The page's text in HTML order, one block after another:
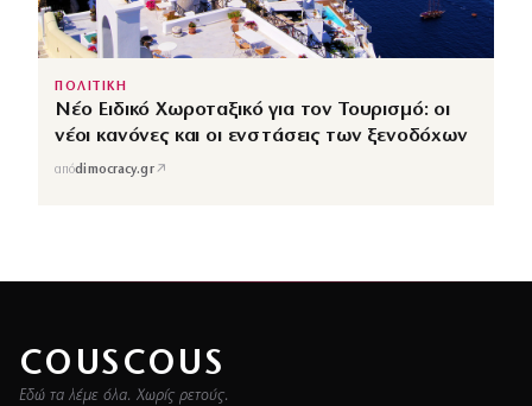
ΠΟΛΙΤΙΚΗ
Νέο Ειδικό Χωροταξικό για τον Τουρισμό: οι
νέοι κανόνες και οι ενστάσεις των ξενοδόχων
απόdimocracy.gr↗
COUSCOUS
Εδώ τα λέμε όλα. Χωρίς ρετούς.